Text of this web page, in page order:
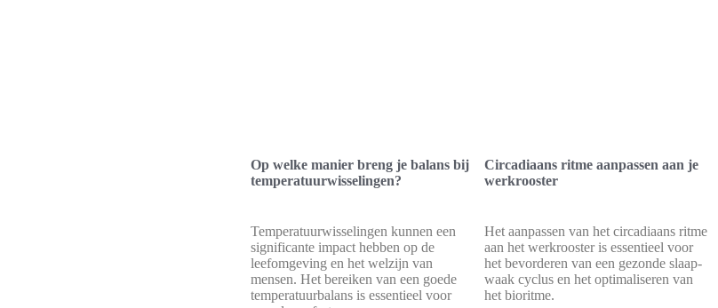
Op welke manier breng je balans bij
temperatuurwisselingen?
Temperatuurwisselingen kunnen een
significante impact hebben op de
leefomgeving en het welzijn van
mensen. Het bereiken van een goede
temperatuurbalans is essentieel voor
Circadiaans ritme aanpassen aan je
werkrooster
Het aanpassen van het circadiaans ritme
aan het werkrooster is essentieel voor
het bevorderen van een gezonde slaap-
waak cyclus en het optimaliseren van
het bioritme.